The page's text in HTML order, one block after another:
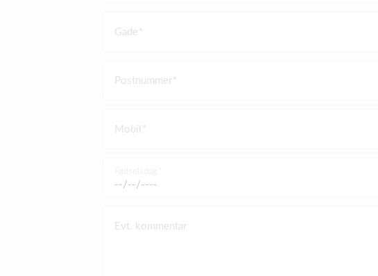
Gade
Postnummer
Mobil
Evt. kommentar